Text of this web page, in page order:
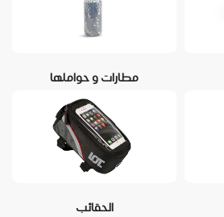
مطارات و حواملها
الحقائب